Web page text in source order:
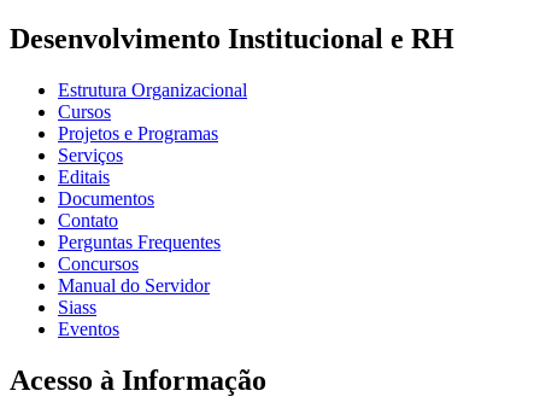
Desenvolvimento Institucional e RH
Estrutura Organizacional
Cursos
Projetos e Programas
Serviços
Editais
Documentos
Contato
Perguntas Frequentes
Concursos
Manual do Servidor
Siass
Eventos
Acesso à Informação